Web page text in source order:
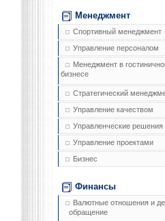
Менеджмент
Спортивный менеджмент
Управление персоналом
Менеджмент в
бизнесе
Стратегический
Управление качеством
Управленческие решения
Управление проектами
Бизнес
Финансы
Валютные отношения и
обращение